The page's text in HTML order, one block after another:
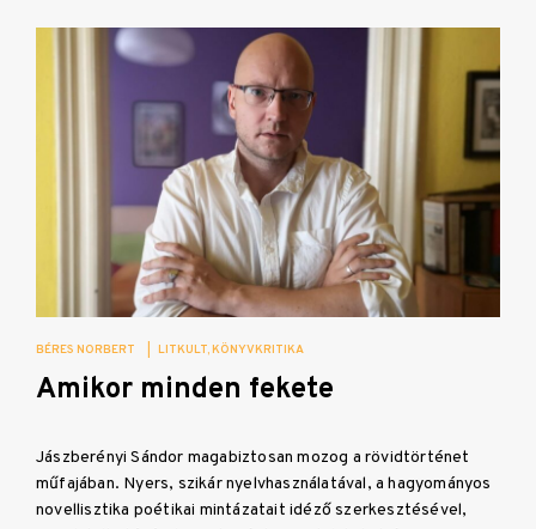
BÉRES NORBERT LITKULT KÖNYVKRITIKA
Amikor minden fekete
Jászberényi Sándor magabiztosan mozog a rövidtörténet
műfajában. Nyers, szikár nyelvhasználatával, a hagyományos
novellisztika poétikai mintázatait idéző szerkesztésével,